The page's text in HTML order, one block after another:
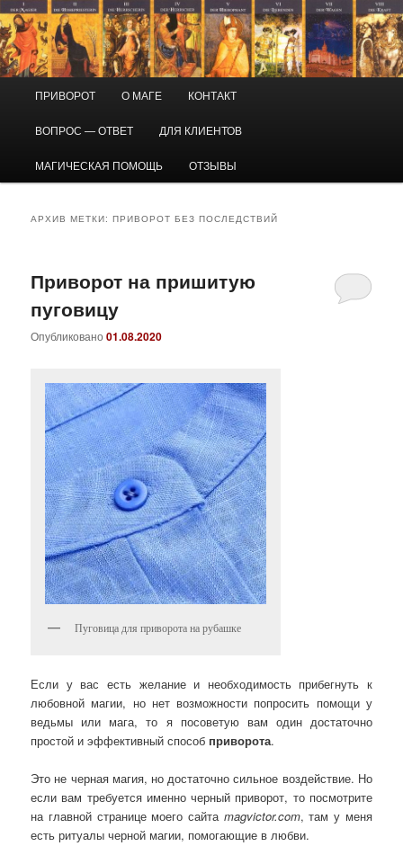
Перейти
к
основному
содержимому
Перейти
к
дополнительному
содержимому
Приворот и магическая помощь
Маг Виктор
ПРИВОРОТ О МАГЕ КОНТАКТ
ВОПРОС — ОТВЕТ ДЛЯ КЛИЕНТОВ
МАГИЧЕСКАЯ ПОМОЩЬ ОТЗЫВЫ
АРХИВ МЕТКИ:ПРИВОРОТ БЕЗ ПОСЛЕДСТВИЙ
Приворот на пришитую
пуговицу
Опубликовано01.08.2020
Пуговица для приворота на рубашке
Если у вас есть желание и необходимость прибегнуть к
любовной магии, но нет возможности попросить помощи у
ведьмы или мага, то я посоветую вам один достаточно
простой и эффективный способ приворота.
Это не черная магия, но достаточно сильное воздействие. Но
если вам требуется именно черный приворот, то посмотрите
на главной странице моего сайта magvictor.com, там у меня
есть ритуалы черной магии, помогающие в любви.